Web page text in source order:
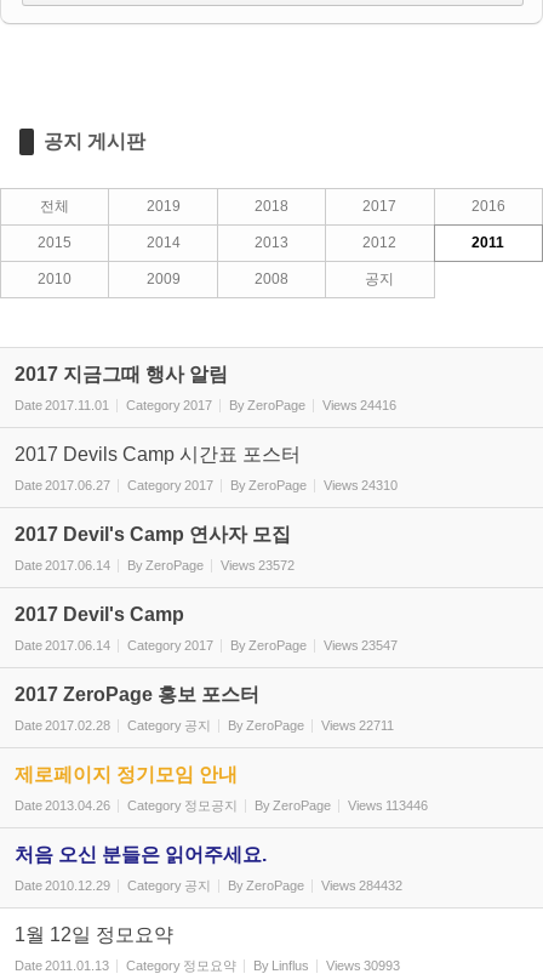
공지 게시판
전체 2019 2018 2017 2016
2015 2014 2013 2012 2011
2010 2009 2008 공지
2017 지금그때 행사 알림
Date2017.11.01 Category2017 By ZeroPage Views 24416
2017 Devils Camp 시간표 포스터
Date2017.06.27 Category2017 By ZeroPage Views 24310
2017 Devil's Camp 연사자 모집
Date2017.06.14 By ZeroPage Views 23572
2017 Devil's Camp
Date2017.06.14 Category2017 By ZeroPage Views 23547
2017 ZeroPage 홍보 포스터
Date2017.02.28 Category 공지 By ZeroPage Views 22711
제로페이지 정기모임 안내
Date2013.04.26 Category 정모공지 By ZeroPage Views 113446
처음 오신 분들은 읽어주세요.
Date2010.12.29 Category 공지 By ZeroPage Views 284432
1월 12일 정모요약
Date2011.01.13 Category 정모요약 By Linflus Views 30993